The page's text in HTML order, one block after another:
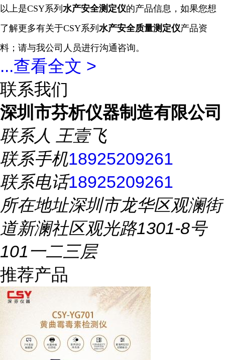
以上是CSY系列 水产安全测定仪的产品信息，如果您想
了解更多有关于CSY系列 水产安全质量测定仪产品资
料；请与我公司人员进行沟通咨询。
...查看全文 >
联系我们
深圳市芬析仪器制造有限公司
联系人 王壹飞
联系手机18925209261
联系电话18925209261
所在地址深圳市龙华区观澜街
道新澜社区观光路1301-8号
101一二三层
推荐产品